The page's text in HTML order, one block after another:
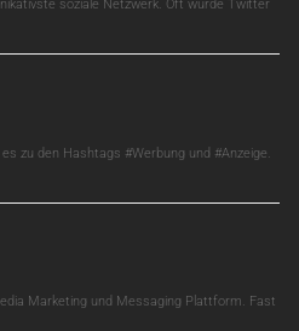
soziale Netzwerk. Oft wurde Twitter
zu den Hashtags #Werbung und #Anzeige.
Marketing und Messaging Plattform. Fast